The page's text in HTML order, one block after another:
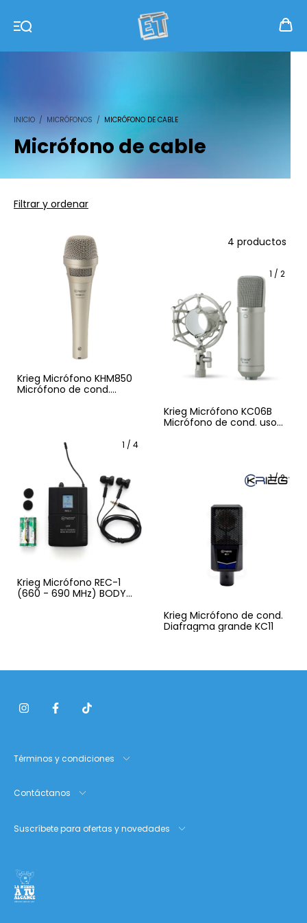
INICIO / MICRÓFONOS / MICRÓFONO DE CABLE
Micrófono de cable
Filtrar y ordenar
4 productos
Krieg Micrófono KHM850
Micrófono de cond.
1 / 2
Krieg Micrófono KC06B
Micrófono de cond. uso
1 / 4
Krieg Micrófono REC-1
(660 - 690 MHz) BODY
1/2
Krieg Micrófono de cond.
Diafragma grande KC11
Términos y condiciones
Contáctanos
Suscríbete para ofertas y novedades